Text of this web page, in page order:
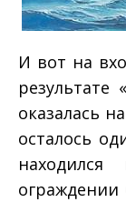
И вот на
результате
оказалась
осталось
ограждении